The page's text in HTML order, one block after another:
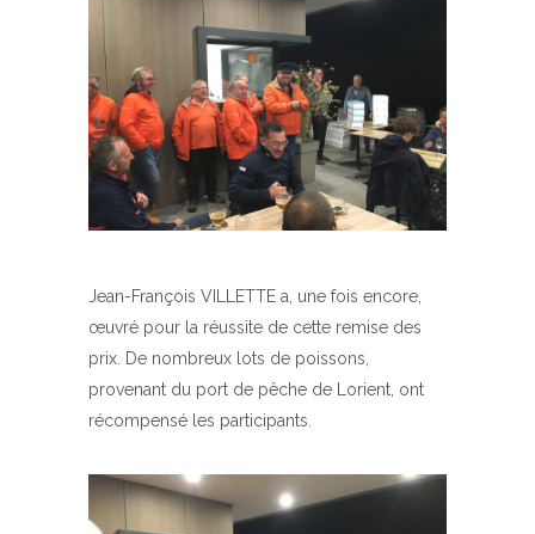
Jean-François VILLETTE a, une fois encore,
œuvré pour la réussite de cette remise des
prix. De nombreux lots de poissons,
provenant du port de pêche de Lorient, ont
récompensé les participants.